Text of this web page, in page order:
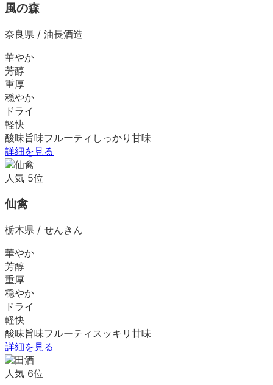
風の森
奈良県 / 油長酒造
華やか
芳醇
重厚
穏やか
ドライ
軽快
酸味旨味フルーティ しっかり 甘味
詳細を見る
人気 5位
仙禽
栃木県 / せんきん
華やか
芳醇
重厚
穏やか
ドライ
軽快
酸味旨味フルーティ スッキリ 甘味
詳細を見る
人気 6位